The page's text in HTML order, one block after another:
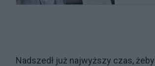
Nadszedł już najwyższy czas,